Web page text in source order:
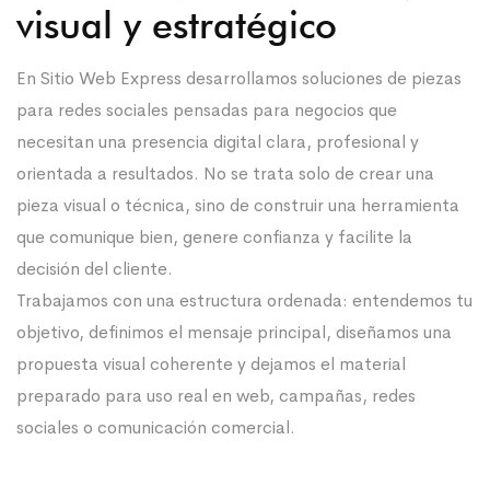
visual y estratégico
En Sitio Web Express desarrollamos soluciones de piezas
para redes sociales pensadas para negocios que
necesitan una presencia digital clara, profesional y
orientada a resultados. No se trata solo de crear una
pieza visual o técnica, sino de construir una herramienta
que comunique bien, genere confianza y facilite la
decisión del cliente.
Trabajamos con una estructura ordenada: entendemos tu
objetivo, definimos el mensaje principal, diseñamos una
propuesta visual coherente y dejamos el material
preparado para uso real en web, campañas, redes
sociales o comunicación comercial.